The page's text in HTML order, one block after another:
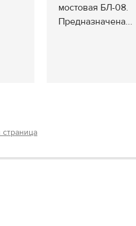
мостовая БЛ-08.
Предназначена...